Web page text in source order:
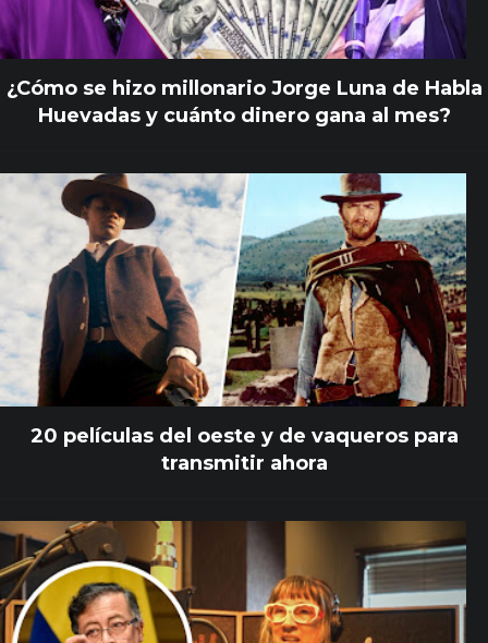
¿Cómo se hizo millonario Jorge Luna de Habla
Huevadas y cuánto dinero gana al mes?
20 películas del oeste y de vaqueros para
transmitir ahora